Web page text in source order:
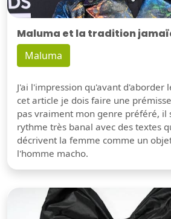
Maluma et la tradition
Maluma
J'ai l'impression qu'avant d'aborder
cet article je dois faire une
pas vraiment mon genre préféré, il
rythme très banal avec des textes
décrivent la femme comme un
l'homme macho.